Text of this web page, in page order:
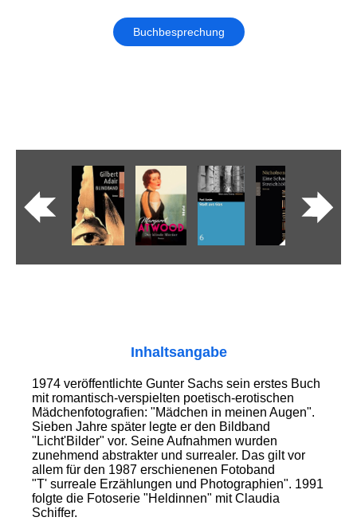
Buchbesprechung
Inhaltsangabe
1974 veröffentlichte Gunter Sachs sein erstes Buch
mit romantisch-verspielten poetisch-erotischen
Mädchenfotografien: "Mädchen in meinen Augen".
Sieben Jahre später legte er den Bildband
"Licht'Bilder" vor. Seine Aufnahmen wurden
zunehmend abstrakter und surrealer. Das gilt vor
allem für den 1987 erschienenen Fotoband
"T' surreale Erzählungen und Photographien". 1991
folgte die Fotoserie "Heldinnen" mit Claudia
Schiffer.